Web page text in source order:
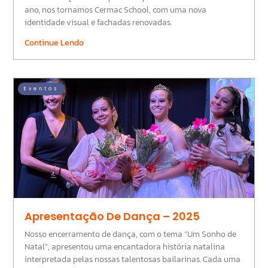
ano, nos tornamos Cermac School, com uma nova
identidade visual e fachadas renovadas.
Continue Lendo
Eventos
Apresentação De Dança – 2025
Nosso encerramento de dança, com o tema “Um Sonho de
Natal”, apresentou uma encantadora história natalina
interpretada pelas nossas talentosas bailarinas. Cada uma